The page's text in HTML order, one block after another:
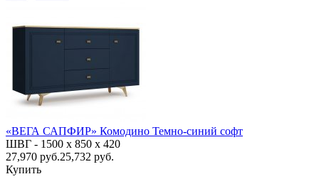
«ВЕГА САПФИР» Комодино Темно-синий софт
ШВГ - 1500 х 850 х 420
27,970 руб.25,732 руб.
Купить